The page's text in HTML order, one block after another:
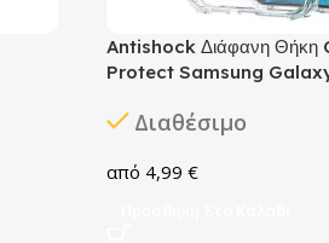
Antishock Διάφανη Θήκη
Protect Samsung
Διαθέσιμο
4,99 €